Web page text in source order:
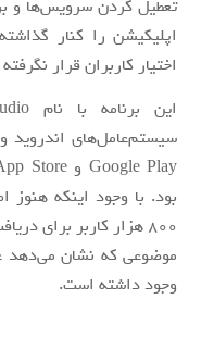
تعطیل کردن سرویس‌ها و
اپلیکیشن را کنار
اختیار کاربران قرار
بود. با وجود اینکه هنوز
۸۰۰ هزار کاربر برای
موضوعی که نشان می‌دهد
وجود داشته است.